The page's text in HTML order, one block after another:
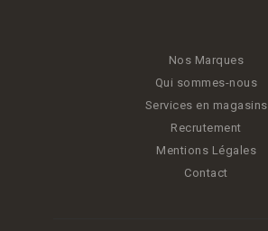
Nos Marques
Qui sommes-nous
Services en magasins
Recrutement
Mentions Légales
Contact